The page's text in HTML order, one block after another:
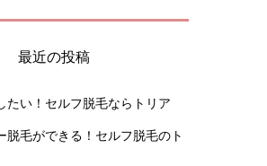
最近の投稿
たい！セルフ脱毛ならトリア
脱毛ができる！セルフ脱毛のト